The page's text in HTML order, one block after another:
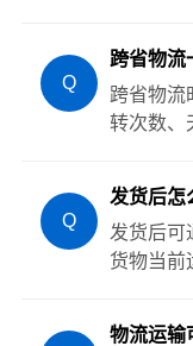
Q
跨省物流
跨省物流
转次数、
Q
发货后怎
发货后可
货物当前
物流运输